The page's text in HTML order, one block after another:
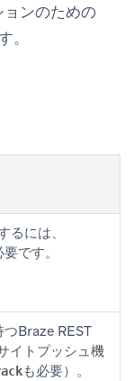
ンのための
。
るには、
in new tab)
です。
Braze REST
イトプッシュ機
も必要）。